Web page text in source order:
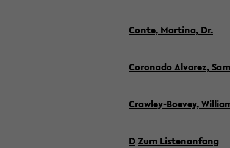
Conte, Mar­ti­na, Dr.
Co­ro­na­do Al­va­rez,
Crawley-​Boevey,
DZum Lis­ten­an­fang